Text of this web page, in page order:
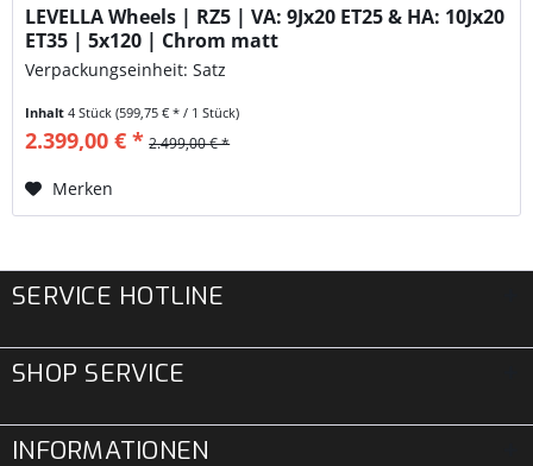
LEVELLA Wheels | RZ5 | VA: 9Jx20 ET25 & HA: 10Jx20
ET35 | 5x120 | Chrom matt
Verpackungseinheit: Satz
Inhalt4 Stück(599,75 € * / 1 Stück)
2.399,00 € * 2.499,00 € *
Merken
SERVICE HOTLINE
SHOP SERVICE
INFORMATIONEN